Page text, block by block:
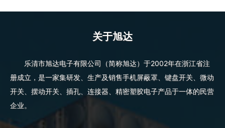
关于旭达
乐清市旭达电子有限公司（简称旭达）于2002年在浙江省注
册成立，是一家集研发、生产及销售手机屏蔽罩、键盘开关、微动
开关、摆动开关、插孔、连接器、精密塑胶电子产品于一体的民营
企业。